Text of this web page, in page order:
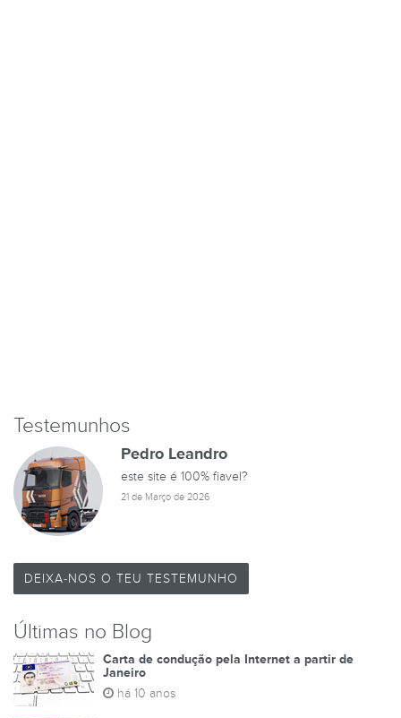
Testemunhos
Pedro Leandro
este site é 100% fiavel?
21 de Março de 2026
DEIXA-NOS O TEU TESTEMUNHO
Últimas no Blog
Carta de condução pela Internet a partir de
Janeiro
há 10 anos